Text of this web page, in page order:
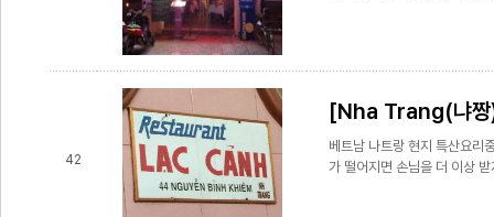
42
[Nha Trang(냐
베트남 나트랑 현지 특산요리
가 떨어지면 손님을 더 이상